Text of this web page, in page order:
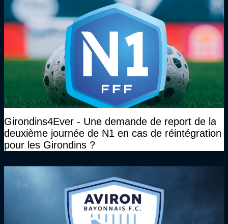
Girondins4Ever - Une demande de report de la
deuxième journée de N1 en cas de réintégration
pour les Girondins ?